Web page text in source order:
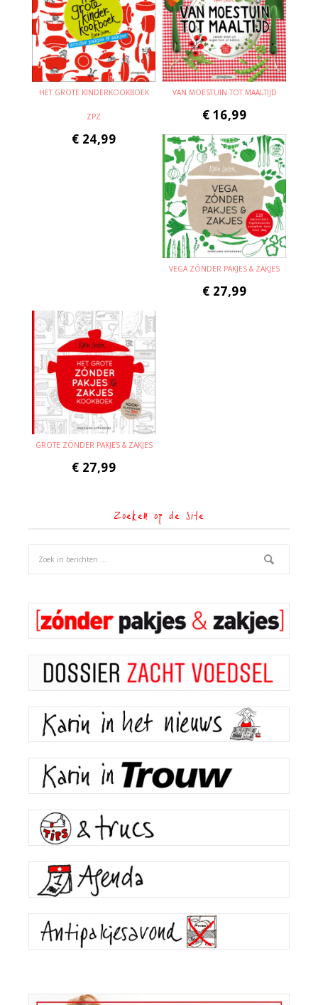
HET GROTE KINDERKOOKBOEK
ZPZ
€ 24,99
VAN MOESTUIN TOT MAALTIJD
€ 16,99
VEGA ZÓNDER PAKJES & ZAKJES
€ 27,99
GROTE ZÓNDER PAKJES & ZAKJES
€ 27,99
Zoeken op de site